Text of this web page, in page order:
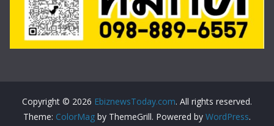
Copyright © 2026 EbiznewsToday.com. All rights reserved.
Theme: ColorMag by ThemeGrill. Powered by WordPress.